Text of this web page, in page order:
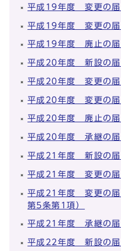
平成19年度 変更の
平成19年度 変更の届
平成19年度 廃止の届
平成20年度 新設の届
平成20年度 変更の
平成20年度 変更の届
平成20年度 廃止の届
平成20年度 承継の届
平成21年度 新設の届
平成21年度 変更の届
平成21年度 変更の届
第5条第1項）
平成21年度 承継の届
平成22年度 新設の届